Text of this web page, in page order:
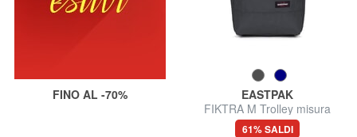
FINO AL -70%
EASTPAK
FIKTRA M Trolley misura
media
61% SALDI